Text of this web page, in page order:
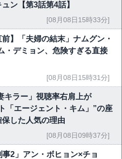
ン【第3話第4話】
[08月08日15時33分]
前】「夫婦の結末」ナムグン・
・デミョン、危険すぎる直接
[08月08日15時31分]
キラー」視聴率右肩上が
「エージェント・キム」”の座
した人気の理由
[08月08日09時37分]
事2」アン・ボヒョン×チョ